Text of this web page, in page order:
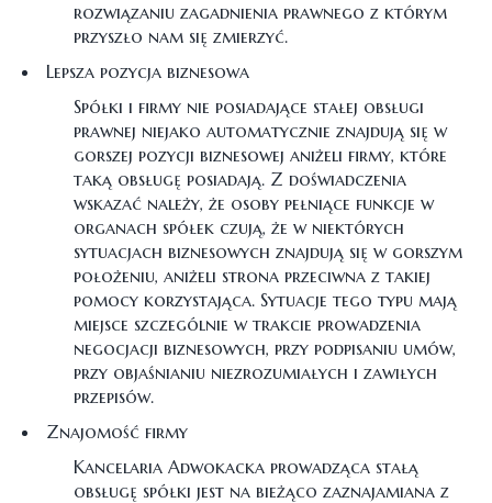
rozwiązaniu zagadnienia prawnego z którym
przyszło nam się zmierzyć.
Lepsza pozycja biznesowa
Spółki i firmy nie posiadające stałej obsługi
prawnej niejako automatycznie znajdują się w
gorszej pozycji biznesowej aniżeli firmy, które
taką obsługę posiadają. Z doświadczenia
wskazać należy, że osoby pełniące funkcje w
organach spółek czują, że w niektórych
sytuacjach biznesowych znajdują się w gorszym
położeniu, aniżeli strona przeciwna z takiej
pomocy korzystająca. Sytuacje tego typu mają
miejsce szczególnie w trakcie prowadzenia
negocjacji biznesowych, przy podpisaniu umów,
przy objaśnianiu niezrozumiałych i zawiłych
przepisów.
Znajomość firmy
Kancelaria Adwokacka prowadząca stałą
obsługę spółki jest na bieżąco zaznajamiana z